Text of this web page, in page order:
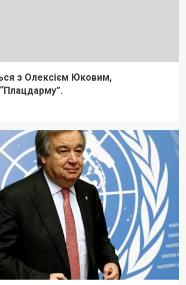
з Олексієм Юковим,